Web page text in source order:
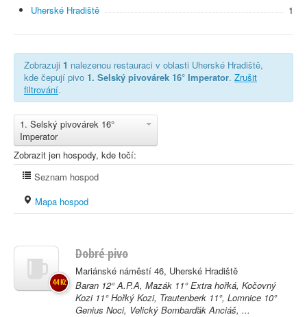
Uherské Hradiště 1
Zobrazuji 1 nalezenou restauraci v oblasti Uherské Hradiště,
kde čepují pivo 1. Selský pivovárek 16° Imperator. Zrušit
filtrování.
1. Selský pivovárek 16°
Imperator
Zobrazit jen hospody, kde točí:
Seznam hospod
Mapa hospod
Dobré pivo
Mariánské náměstí 46, Uherské Hradiště
Baran 12° A.P.A, Mazák 11° Extra hořká, Kočovný
Kozi 11° Hořký Kozi, Trautenberk 11°, Lomnice 10°
Genius Noci, Velický Bombarďák Anciáš, ...
44 Kč